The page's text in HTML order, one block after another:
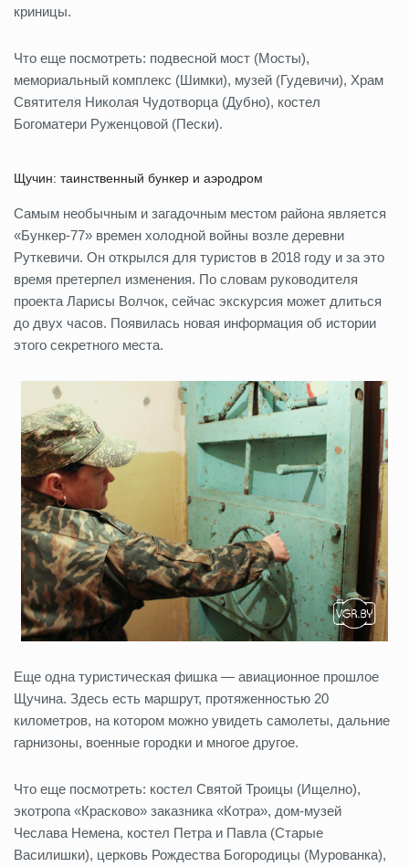
криницы.
Что еще посмотреть: подвесной мост (Мосты),
мемориальный комплекс (Шимки), музей (Гудевичи), Храм
Святителя Николая Чудотворца (Дубно), костел
Богоматери Руженцовой (Пески).
Щучин: таинственный бункер и аэродром
Самым необычным и загадочным местом района является
«Бункер-77» времен холодной войны возле деревни
Руткевичи. Он открылся для туристов в 2018 году и за это
время претерпел изменения. По словам руководителя
проекта Ларисы Волчок, сейчас экскурсия может длиться
до двух часов. Появилась новая информация об истории
этого секретного места.
Еще одна туристическая фишка — авиационное прошлое
Щучина. Здесь есть маршрут, протяженностью 20
километров, на котором можно увидеть самолеты, дальние
гарнизоны, военные городки и многое другое.
Что еще посмотреть: костел Святой Троицы (Ищелно),
экотропа «Красково» заказника «Котра», дом-музей
Чеслава Немена, костел Петра и Павла (Старые
Василишки), церковь Рождества Богородицы (Мурованка),